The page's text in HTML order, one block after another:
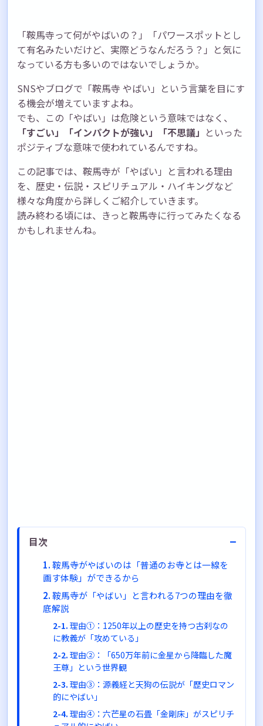
「鞍馬寺って何がやばいの？」「パワースポットとし
て有名みたいだけど、実際どうなんだろう？」と気に
なっている方も多いのではないでしょうか。
SNSやブログで「鞍馬寺 やばい」という言葉を目にす
る機会が増えていますよね。
でも、この「やばい」は危険という意味ではなく、
「すごい」「インパクトが強い」「不思議」 といった
ポジティブな意味で使われているんですね。
この記事では、鞍馬寺が「やばい」と言われる理由
を、歴史・伝説・スピリチュアル・ハイキングなど
様々な角度から詳しくご紹介していきます。
読み終わる頃には、きっと鞍馬寺に行ってみたくなる
かもしれませんね。
目次 −
鞍馬寺がやばいのは「普通のお寺とは一線を
画す体験」ができるから
鞍馬寺が「やばい」と言われる7つの理由を徹
底解説
理由①：1250年以上の歴史を持つ古刹なの
に教義が「攻めている」
理由②：「650万年前に金星から降臨した魔
王尊」という世界観
理由③：源義経と天狗の伝説が「歴史ロマン
的にやばい」
理由④：六芒星の石畳「金剛床」がスピリチ